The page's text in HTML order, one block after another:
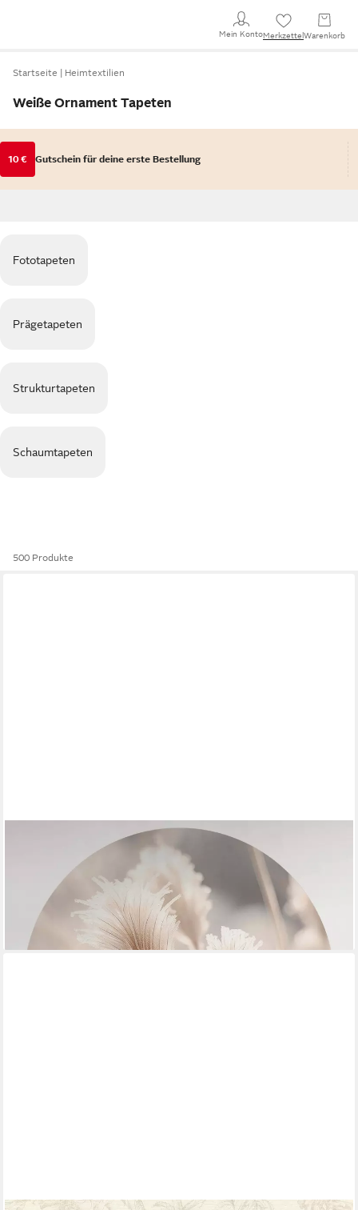
Mein KontoMerkzettel Warenkorb
Startseite Heimtextilien
Weiße Ornament Tapeten
10 € Gutschein für deine erste Bestellung
Fototapeten
Prägetapeten
Strukturtapeten
Schaumtapeten
500 Produkte
Fototapete selbstklebend Vliestapete Blumen Wandbild rund
Vintage Natur Wanddeko, floral, bedruckt, selbstklebende Tapete
ab 74,99 €
lieferbar - in 4-5 Werktagen bei dir
+3